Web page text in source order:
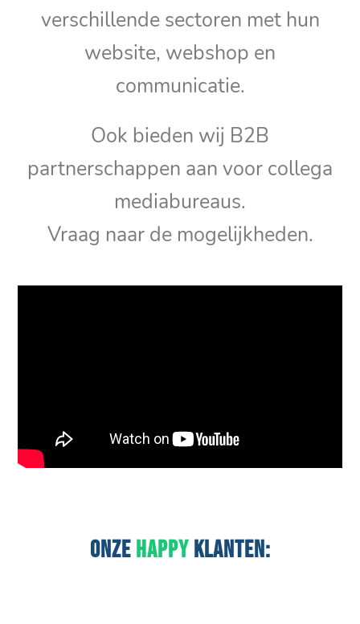
verschillende sectoren met hun
website, webshop en
communicatie.
Ook bieden wij B2B
partnerschappen aan voor collega
mediabureaus.
Vraag naar de mogelijkheden.
ONZEHAPPYKLANTEN: